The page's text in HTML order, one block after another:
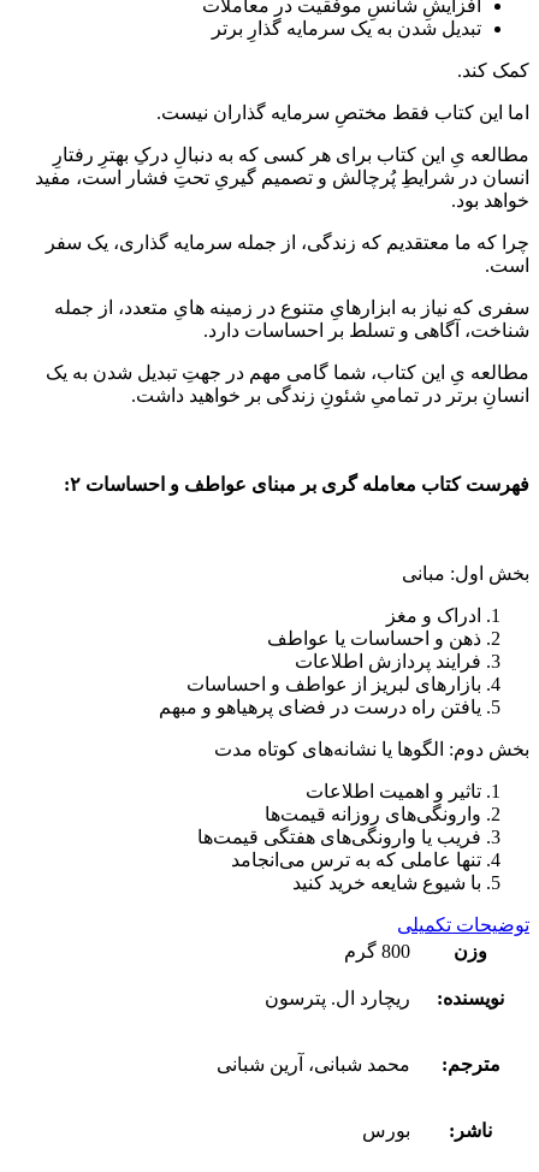
افزایشِ شانسِ موفقیت در معاملات
تبدیل شدن به یک سرمایه گذارِ برتر
کمک کند.
اما این کتاب فقط مختصِ سرمایه گذاران نیست.
مطالعه یِ این کتاب برای هر کسی که به دنبالِ درکِ بهترِ رفتارِ
انسان در شرایطِ پُرچالش و تصمیم گیریِ تحتِ فشار است، مفید
خواهد بود.
چرا که ما معتقدیم که زندگی، از جمله سرمایه گذاری، یک سفر
است.
سفری که نیاز به ابزارهایِ متنوع در زمینه هایِ متعدد، از جمله
شناخت، آگاهی و تسلط بر احساسات دارد.
مطالعه یِ این کتاب، شما گامی مهم در جهتِ تبدیل شدن به یک
انسانِ برتر در تمامیِ شئونِ زندگی بر خواهید داشت.
فهرست کتاب معامله گری بر مبنای عواطف و احساسات ۲:
بخش اول: مبانی
ادراک و مغز
ذهن و احساسات یا عواطف
فرایند پردازش اطلاعات
بازارهای لبریز از عواطف و احساسات
یافتن راه درست در فضای پرهیاهو و مبهم
بخش دوم: الگوها یا نشانه‌های کوتاه مدت
تاثیر و اهمیت اطلاعات
وارونگی‌های روزانه قیمت‌ها
فریب یا وارونگی‌های هفتگی قیمت‌ها
تنها عاملی که به ترس می‌انجامد
با شیوع شایعه خرید کنید
توضیحات تکمیلی
وزن
800 گرم
نویسنده: ریچارد ال. پترسون
مترجم: محمد شبانی، آرین شبانی
ناشر: بورس